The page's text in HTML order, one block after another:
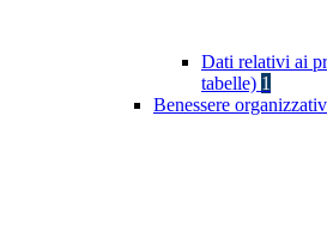
Dati relativi ai
tabelle) 1
Benessere